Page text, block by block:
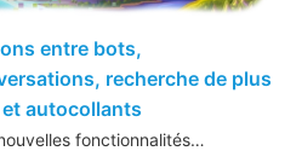
entre bots,
recherche de plus
et autocollants
fonctionnalités…